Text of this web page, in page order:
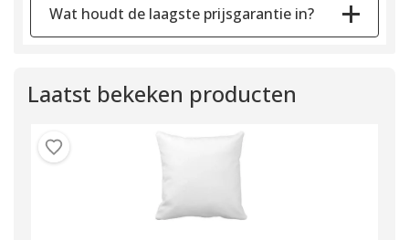
Wat houdt de laagste prijsgarantie in?
Laatst bekeken producten